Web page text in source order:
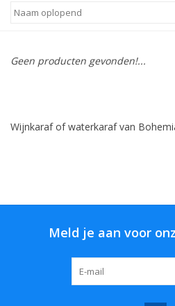
Bar & Wijn
Geen producten gevonden!...
Wijnkaraf of waterkaraf van
Meld je aan voor